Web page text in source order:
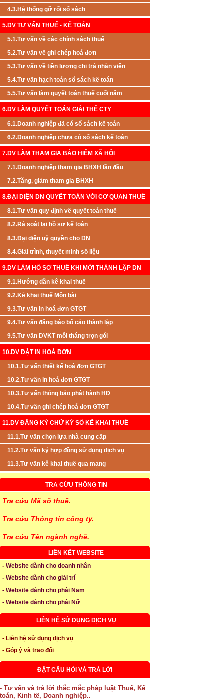
4.3.Hệ thống gỡ rối sổ sách
5.DV TƯ VẤN THUẾ - KẾ TOÁN
5.1.Tư vấn về các chính sách thuế
5.2.Tư vấn về ghi chép hoá đơn
5.3.Tư vấn về tiền lương chi trả nhân viên
5.4.Tư vấn hạch toán sổ sách kế toán
5.5.Tư vấn làm quyết toán thuế cuối năm
6.DV LÀM QUYẾT TOÁN GIẢI THỂ CTY
6.1.Doanh nghiệp đã có sổ sách kế toán
6.2.Doanh nghiệp chưa có sổ sách kế toán
7.DV LÀM THAM GIA BẢO HIỂM XÃ HỘI
7.1.Doanh nghiệp tham gia BHXH lần đầu
7.2.Tăng, giảm tham gia BHXH
8.ĐẠI DIỆN DN QUYẾT TOÁN VỚI CƠ QUAN THUẾ
8.1.Tư vấn quy định về quyết toán thuế
8.2.Rà soát lại hồ sơ kế toán
8.3.Đại diện uỷ quyền cho DN
8.4.Giải trình, thuyết minh số liệu
9.DV LÀM HỒ SƠ THUẾ KHI MỚI THÀNH LẬP DN
9.1.Hướng dẫn kê khai thuế
9.2.Kê khai thuế Môn bài
9.3.Tư vấn in hoá đơn GTGT
9.4.Tư vấn đăng báo bố cáo thành lập
9.5.Tư vấn DVKT mỗi tháng trọn gói
10.DV ĐẶT IN HOÁ ĐƠN
10.1.Tư vấn thiết kế hoá đơn GTGT
10.2.Tư vấn in hoá đơn GTGT
10.3.Tư vấn thông báo phát hành HĐ
10.4.Tư vấn ghi chép hoá đơn GTGT
11.DV ĐĂNG KÝ CHỮ KÝ SỐ KÊ KHAI THUẾ
11.1.Tư vấn chọn lựa nhà cung cấp
11.2.Tư vấn ký hợp đồng sử dụng dịch vụ
11.3.Tư vấn kê khai thuế qua mạng
TRA CỨU THÔNG TIN
Tra cứu Mã số thuế.
Tra cứu Thông tin công ty.
Tra cứu Tên ngành nghề.
LIÊN KẾT WEBSITE
- Website dành cho doanh nhân
- Website dành cho giải trí
- Website dành cho phái Nam
- Website dành cho phái Nữ
LIÊN HỆ SỬ DỤNG DỊCH VỤ
- Liên hệ sử dụng dịch vụ
- Góp ý và trao đổi
ĐẶT CÂU HỎI VÀ TRẢ LỜI
- Tư vấn và trả lời thắc mắc pháp luật Thuế, Kế
toán, Kinh tế, Doanh nghiệp..